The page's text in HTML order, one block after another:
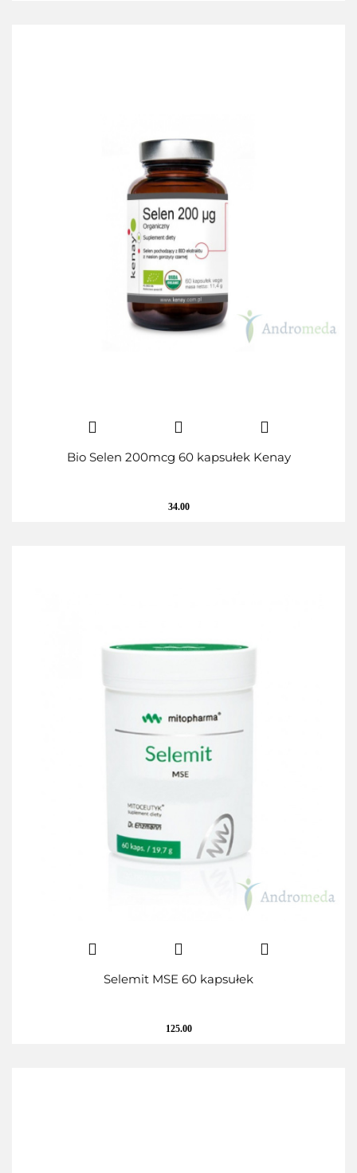
Bio Selen 200mcg 60 kapsułek Kenay
34.00
Selemit MSE 60 kapsułek
125.00